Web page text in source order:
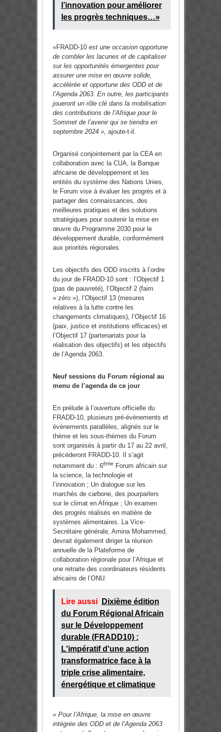
l’innovation pour améliorer
les progrès techniques…»
«FRADD-10est une occasion opportune
de combler les lacunes et de capitaliser
sur les opportunités émergentes pour
assurer une mise en œuvre solide,
accélérée et opportune des ODD et de
l’Agenda 2063. En outre, les participants
joueront un rôle clé dans la mobilisation
des contributions de l’Afrique pour le
Sommet de l’avenir qui se tiendra en
septembre 2024 », ajoute-t-il.
Organisé conjointement par la CEA en
collaboration avec la CUA, la Banque
africaine de développement et les
entités du système des Nations Unies,
le Forum vise à évaluer les progrès et à
partager des connaissances, des
meilleures pratiques et des solutions
stratégiques pour soutenir la mise en
œuvre du Programme 2030 pour le
développement durable, conformément
aux priorités régionales.
Les objectifs des ODD inscrits à l’ordre
du jour de FRADD-10 sont : l’Objectif 1
(pas de pauvreté), l’Objectif 2 (faim
« zéro »), l’Objectif 13 (mesures
relatives à la lutte contre les
changements climatiques), l’Objectif 16
(paix, justice et institutions efficaces) et
l’Objectif 17 (partenariats pour la
réalisation des objectifs) et les objectifs
de l’Agenda 2063.
Neuf sessions du Forum régional au
menu de l’agenda de ce jour
En prélude à l’ouverture officielle du
FRADD-10, plusieurs pré-évènements et
évènements parallèles, alignés sur le
thème et les sous-thèmes du Forum
sont organisés à partir du 17 au 22 avril,
précéderont FRADD-10. Il s’agit
notamment du : 6èmeForum africain sur
la science, la technologie et
l’innovation ; Un dialogue sur les
marchés de carbone, des pourparlers
sur le climat en Afrique ; Un examen
des progrès réalisés en matière de
systèmes alimentaires. La Vice-
Secrétaire générale, Amina Mohammed,
devrait également diriger la réunion
annuelle de la Plateforme de
collaboration régionale pour l’Afrique et
une retraite des coordinateurs résidents
africains de l’ONU.
Lire aussi
Dixième édition
du Forum Régional Africain
sur le Développement
durable (FRADD10) :
L'impératif d'une action
transformatrice face à la
triple crise alimentaire,
énergétique et climatique
« Pour l’Afrique, la mise en œuvre
intégrée des ODD et de l’Agenda 2063